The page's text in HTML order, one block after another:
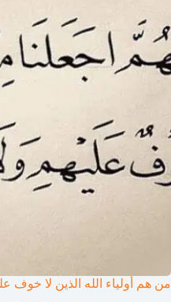
من هم أولياء الله الذين لا خوف